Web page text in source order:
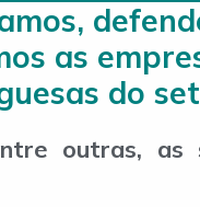
as
do
outras, as